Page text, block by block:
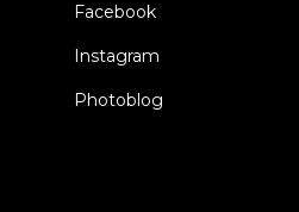
Facebook
Instagram
Photoblog